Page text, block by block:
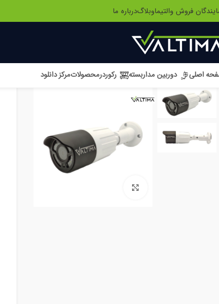
فروش والتیماوبلاگدرباره ما
اصلی دوربین مداربسته رکوردرمحصولاتمرکز دانلود